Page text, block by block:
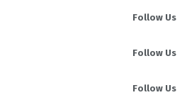
Follow Us
Follow Us
Follow Us